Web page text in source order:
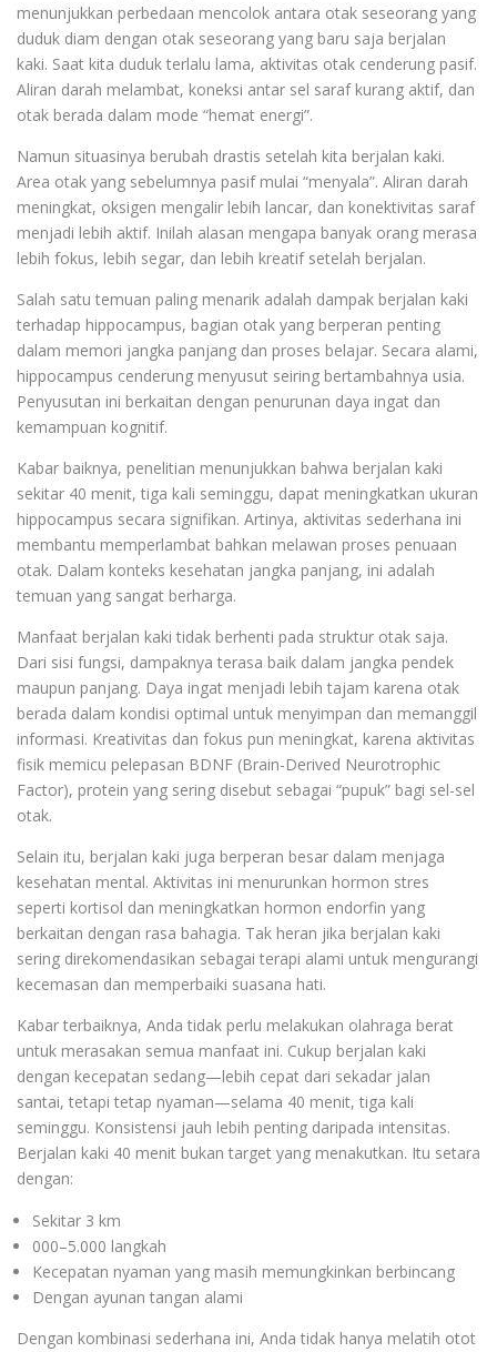
menunjukkan perbedaan mencolok antara otak seseorang yang
duduk diam dengan otak seseorang yang baru saja berjalan
kaki. Saat kita duduk terlalu lama, aktivitas otak cenderung pasif.
Aliran darah melambat, koneksi antar sel saraf kurang aktif, dan
otak berada dalam mode “hemat energi”.
Namun situasinya berubah drastis setelah kita berjalan kaki.
Area otak yang sebelumnya pasif mulai “menyala”. Aliran darah
meningkat, oksigen mengalir lebih lancar, dan konektivitas saraf
menjadi lebih aktif. Inilah alasan mengapa banyak orang merasa
lebih fokus, lebih segar, dan lebih kreatif setelah berjalan.
Salah satu temuan paling menarik adalah dampak berjalan kaki
terhadap hippocampus, bagian otak yang berperan penting
dalam memori jangka panjang dan proses belajar. Secara alami,
hippocampus cenderung menyusut seiring bertambahnya usia.
Penyusutan ini berkaitan dengan penurunan daya ingat dan
kemampuan kognitif.
Kabar baiknya, penelitian menunjukkan bahwa berjalan kaki
sekitar 40 menit, tiga kali seminggu, dapat meningkatkan ukuran
hippocampus secara signifikan. Artinya, aktivitas sederhana ini
membantu memperlambat bahkan melawan proses penuaan
otak. Dalam konteks kesehatan jangka panjang, ini adalah
temuan yang sangat berharga.
Manfaat berjalan kaki tidak berhenti pada struktur otak saja.
Dari sisi fungsi, dampaknya terasa baik dalam jangka pendek
maupun panjang. Daya ingat menjadi lebih tajam karena otak
berada dalam kondisi optimal untuk menyimpan dan memanggil
informasi. Kreativitas dan fokus pun meningkat, karena aktivitas
fisik memicu pelepasan BDNF (Brain-Derived Neurotrophic
Factor), protein yang sering disebut sebagai “pupuk” bagi sel-sel
otak.
Selain itu, berjalan kaki juga berperan besar dalam menjaga
kesehatan mental. Aktivitas ini menurunkan hormon stres
seperti kortisol dan meningkatkan hormon endorfin yang
berkaitan dengan rasa bahagia. Tak heran jika berjalan kaki
sering direkomendasikan sebagai terapi alami untuk mengurangi
kecemasan dan memperbaiki suasana hati.
Kabar terbaiknya, Anda tidak perlu melakukan olahraga berat
untuk merasakan semua manfaat ini. Cukup berjalan kaki
dengan kecepatan sedang—lebih cepat dari sekadar jalan
santai, tetapi tetap nyaman—selama 40 menit, tiga kali
seminggu. Konsistensi jauh lebih penting daripada intensitas.
Berjalan kaki 40 menit bukan target yang menakutkan. Itu setara
dengan:
Sekitar 3 km
000–5.000 langkah
Kecepatan nyaman yang masih memungkinkan berbincang
Dengan ayunan tangan alami
Dengan kombinasi sederhana ini, Anda tidak hanya melatih otot